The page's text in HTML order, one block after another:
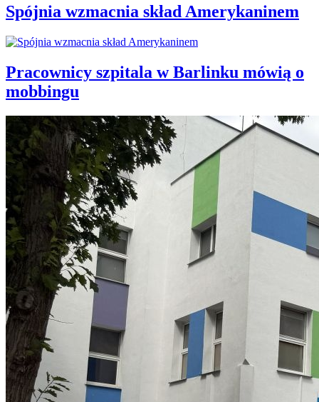
Spójnia wzmacnia skład Amerykaninem
Pracownicy szpitala w Barlinku mówią o
mobbingu